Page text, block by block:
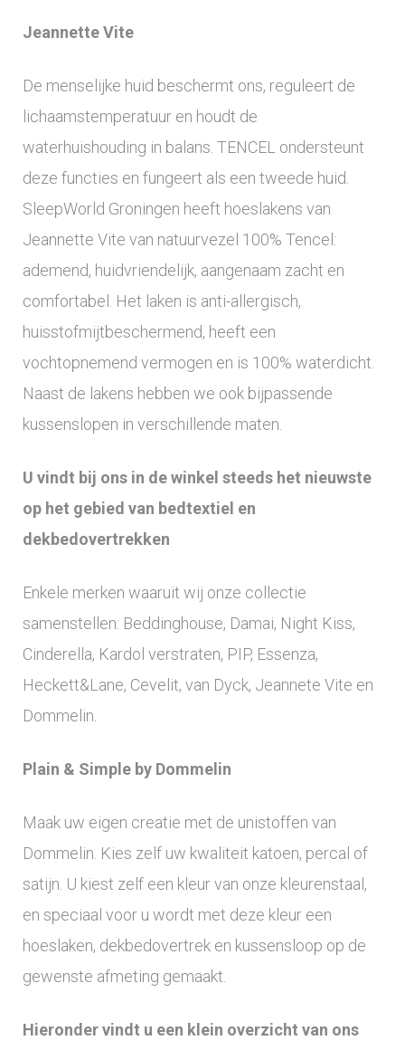
Jeannette Vite
De menselijke huid beschermt ons, reguleert de
lichaamstemperatuur en houdt de
waterhuishouding in balans. TENCEL ondersteunt
deze functies en fungeert als een tweede huid.
SleepWorld Groningen heeft hoeslakens van
Jeannette Vite van natuurvezel 100% Tencel:
ademend, huidvriendelijk, aangenaam zacht en
comfortabel. Het laken is anti-allergisch,
huisstofmijtbeschermend, heeft een
vochtopnemend vermogen en is 100% waterdicht.
Naast de lakens hebben we ook bijpassende
kussenslopen in verschillende maten.
U vindt bij ons in de winkel steeds het nieuwste
op het gebied van bedtextiel en
dekbedovertrekken
Enkele merken waaruit wij onze collectie
samenstellen: Beddinghouse, Damai, Night Kiss,
Cinderella, Kardol verstraten, PIP, Essenza,
Heckett&Lane, Cevelit, van Dyck, Jeannete Vite en
Dommelin.
Plain & Simple by Dommelin
Maak uw eigen creatie met de unistoffen van
Dommelin. Kies zelf uw kwaliteit katoen, percal of
satijn. U kiest zelf een kleur van onze kleurenstaal,
en speciaal voor u wordt met deze kleur een
hoeslaken, dekbedovertrek en kussensloop op de
gewenste afmeting gemaakt.
Hieronder vindt u een klein overzicht van ons